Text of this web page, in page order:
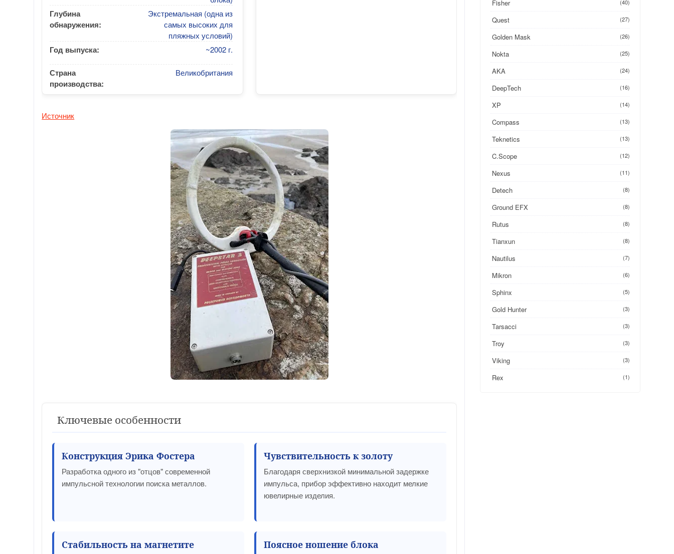
Глубина
обнаружения:
Экстремальная (одна из
самых высоких для
пляжных условий)
Год выпуска: ~2002 г.
Страна
производства:
Великобритания
Источник
Ключевые особенности
Конструкция Эрика Фостера
Разработка одного из "отцов" современной
импульсной технологии поиска металлов.
Чувствительность к золоту
Благодаря сверхнизкой минимальной задержке
импульса, прибор эффективно находит мелкие
ювелирные изделия.
Стабильность на магнетите Поясное ношение блока
Fisher (40)
Quest (27)
Golden Mask (26)
Nokta (25)
AKA (24)
DeepTech (16)
XP (14)
Compass (13)
Teknetics (13)
C.Scope (12)
Nexus (11)
Detech (8)
Ground EFX (8)
Rutus (8)
Tianxun (8)
Nautilus (7)
Mikron (6)
Sphinx (5)
Gold Hunter (3)
Tarsacci (3)
Troy (3)
Viking (3)
Rex (1)